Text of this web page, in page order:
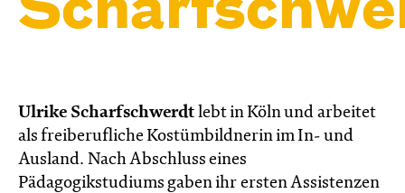
Ulrike Scharfschwerdt lebt in Köln und arbeitet
als freiberufliche Kostümbildnerin im In- und
Ausland. Nach Abschluss eines
Pädagogikstudiums gaben ihr ersten Assistenzen